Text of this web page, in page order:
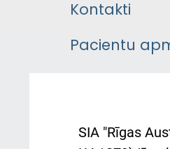
Kontakti
Pacientu
Pacienta
SIA "Rīgas